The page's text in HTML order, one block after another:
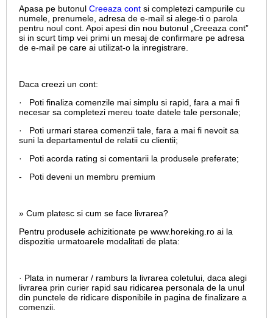
Apasa pe butonul Creeaza cont si completezi campurile cu
numele, prenumele, adresa de e-mail si alege-ti o parola
pentru noul cont. Apoi apesi din nou butonul „Creeaza cont”
si in scurt timp vei primi un mesaj de confirmare pe adresa
de e-mail pe care ai utilizat-o la inregistrare.
Daca creezi un cont:
· Poti finaliza comenzile mai simplu si rapid, fara a mai fi
necesar sa completezi mereu toate datele tale personale;
· Poti urmari starea comenzii tale, fara a mai fi nevoit sa
suni la departamentul de relatii cu clientii;
· Poti acorda rating si comentarii la produsele preferate;
- Poti deveni un membru premium
» Cum platesc si cum se face livrarea?
Pentru produsele achizitionate pe www.horeking.ro ai la
dispozitie urmatoarele modalitati de plata:
· Plata in numerar / ramburs la livrarea coletului, daca alegi
livrarea prin curier rapid sau ridicarea personala de la unul
din punctele de ridicare disponibile in pagina de finalizare a
comenzii.